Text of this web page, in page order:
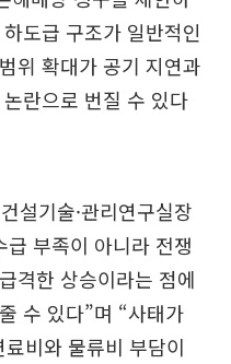
도급 구조가 일반적인
위 확대가 공기 지연과
란으로 번질 수 있다
설기술·관리연구실장
부족이 아니라 전쟁
격한 상승이라는 점에
수 있다”며 “사태가
비와 물류비 부담이